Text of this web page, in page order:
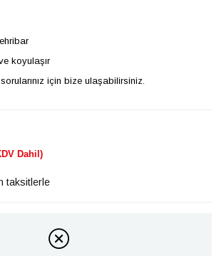
koyulaşır
için bize ulaşabilirsiniz.
Dahil)
taksitlerle